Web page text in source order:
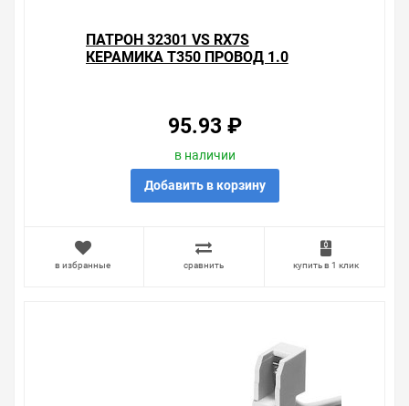
ПАТРОН 32301 VS RX7S
КЕРАМИКА T350 ПРОВОД 1.0
95.93 ₽
в наличии
Добавить в корзину
в избранные сравнить купить в 1 клик